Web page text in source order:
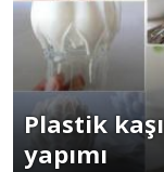
Plastik
yapımı